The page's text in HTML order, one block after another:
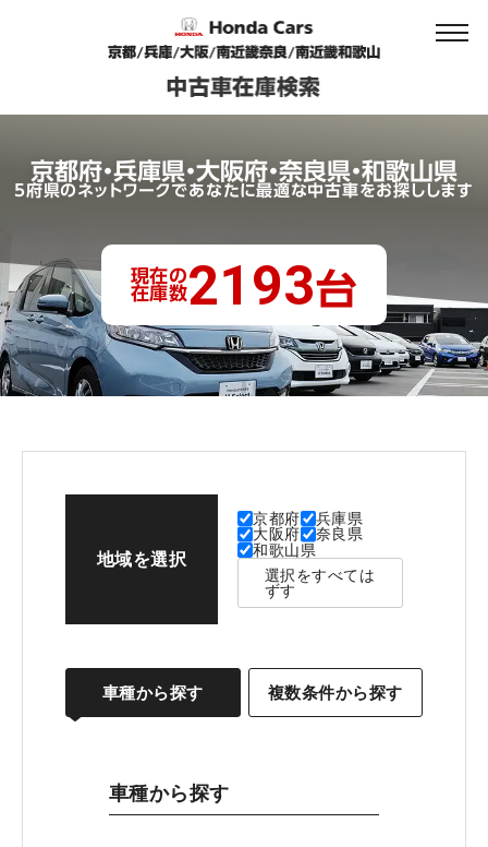
京都府・兵庫県・大阪府・奈良県・和歌山県
5府県のネットワークであなたに最適な中古車をお探しします
現在の
在庫数2193台
地域を選択
京都府
兵庫県
大阪府
奈良県
和歌山県
選択をすべては
ずす
車種から探す 複数条件から探す
車種から探す